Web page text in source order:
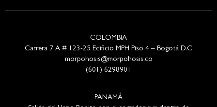
COLOMBIA
Carrera 7 A # 123-25 Edificio MPH Piso 4 – Bogotá D.C
morpohosis@morpohosis.co
(601) 6298901
PANAMÁ